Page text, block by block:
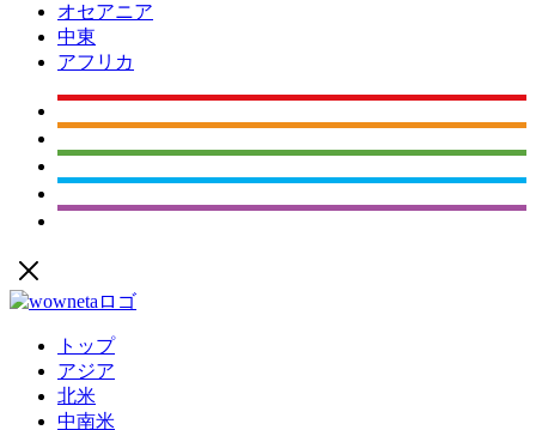
オセアニア
中東
アフリカ
トップ
アジア
北米
中南米